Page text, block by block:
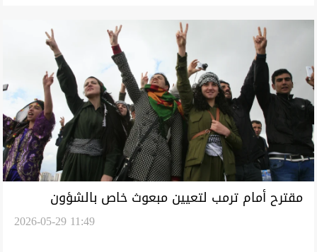
مقترح أمام ترمب لتعيين مبعوث خاص بالشؤون
2026-05-29 11:49